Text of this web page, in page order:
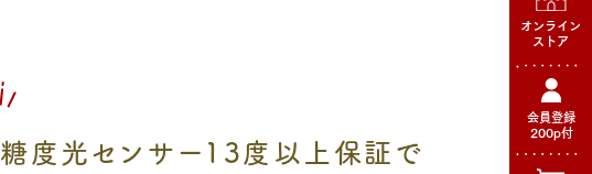
オンライン
ストア
会員登録
200p付
糖度光センサー13度以上保証で